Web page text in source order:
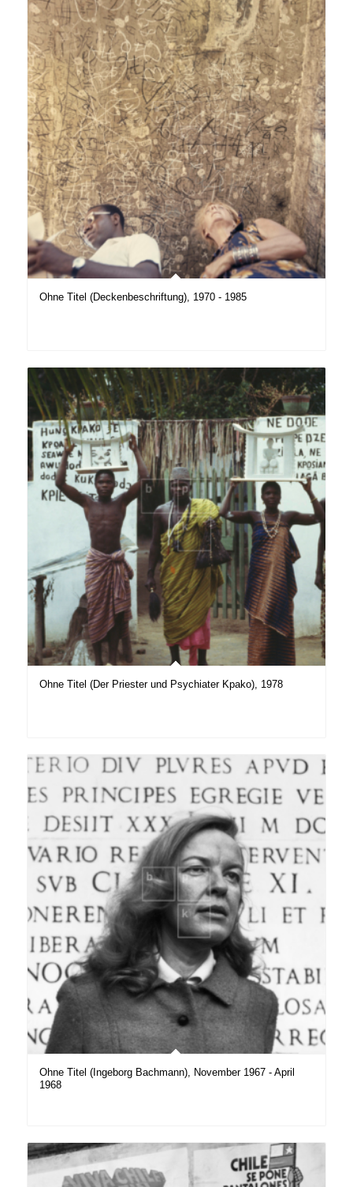
Ohne Titel (Deckenbeschriftung), 1970 - 1985
Ohne Titel (Der Priester und Psychiater Kpako), 1978
Ohne Titel (Ingeborg Bachmann), November 1967 - April
1968